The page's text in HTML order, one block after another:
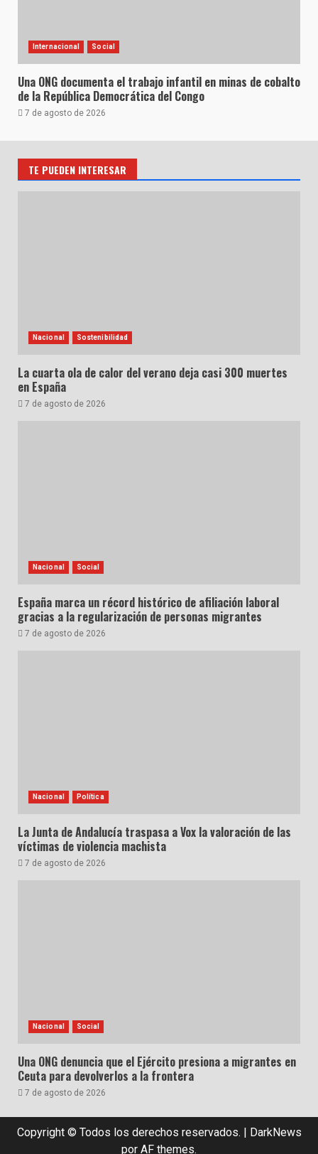
Internacional Social
Una ONG documenta el trabajo infantil en minas de cobalto
de la República Democrática del Congo
7 de agosto de 2026
TE PUEDEN INTERESAR
Nacional Sostenibilidad
La cuarta ola de calor del verano deja casi 300 muertes
en España
7 de agosto de 2026
Nacional Social
España marca un récord histórico de afiliación laboral
gracias a la regularización de personas migrantes
7 de agosto de 2026
Nacional Política
La Junta de Andalucía traspasa a Vox la valoración de las
víctimas de violencia machista
7 de agosto de 2026
Nacional Social
Una ONG denuncia que el Ejército presiona a migrantes en
Ceuta para devolverlos a la frontera
7 de agosto de 2026
Copyright © Todos los derechos reservados. | DarkNews
por AF themes.